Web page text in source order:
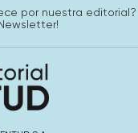
por nuestra editorial?